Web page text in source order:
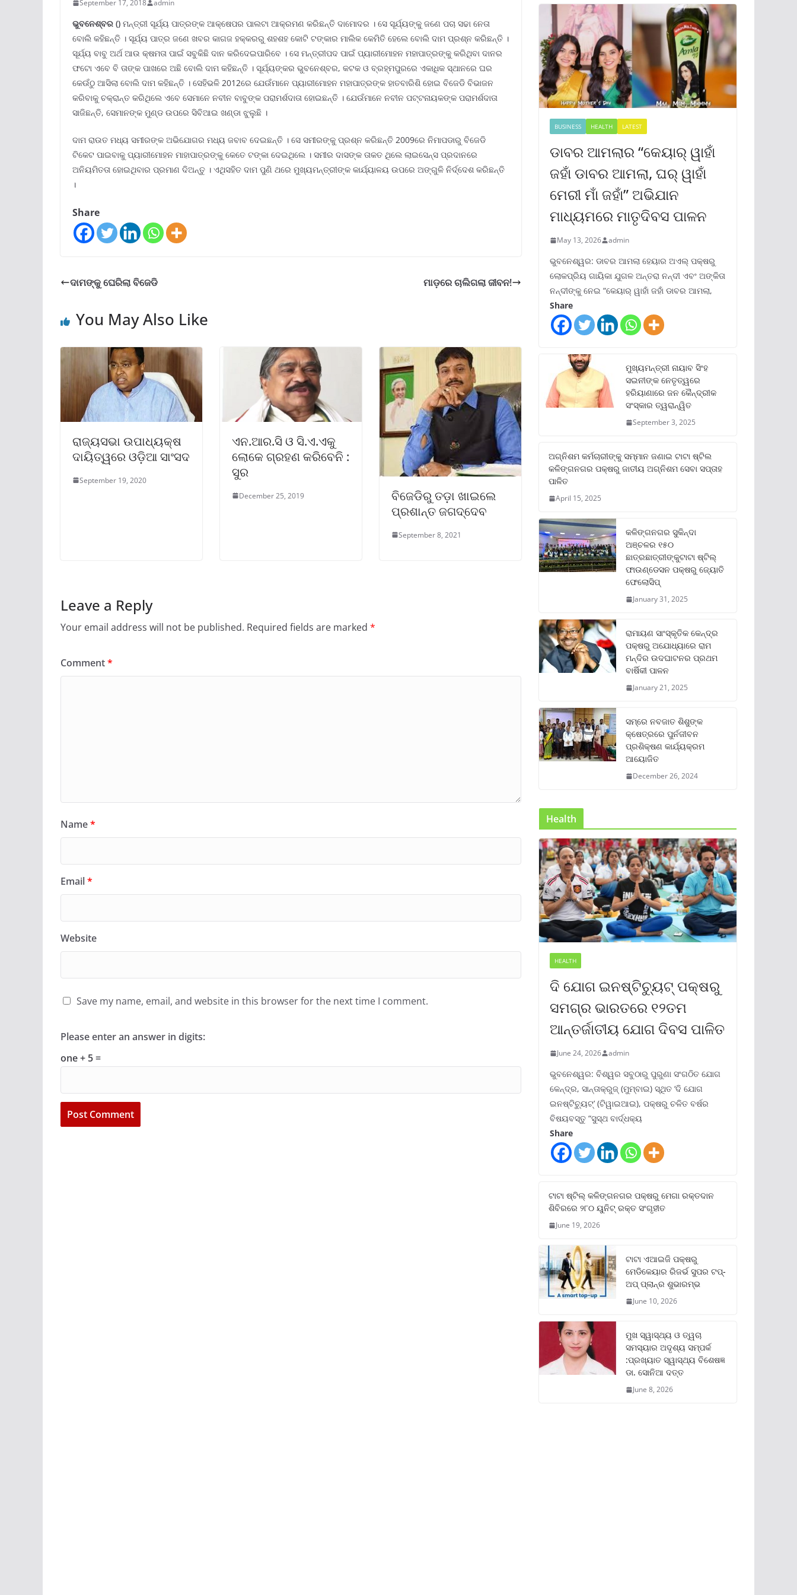
September 17, 2018 admin
ଭୁବନେଶ୍ବର () ମନ୍ତ୍ରୀ ସୂର୍ଯ୍ୟ ପାତ୍ରଙ୍କ ଆକ୍ଷେପର ପାଲଟା ଆକ୍ରମଣ କରିଛନ୍ତି ଦାମୋଦର । ସେ ସୂର୍ଯ୍ୟଙ୍କୁ ଜଣେ ପଚା ସଢା ନେତା
ବୋଲି କହିଛନ୍ତି । ସୂର୍ଯ୍ୟ ପାତ୍ର ଜଣେ ଖବର କାଗଜ ହକ୍କରରୁ ଶହଶହ କୋଟି ଟଙ୍କାର ମାଲିକ କେମିତି ହେଲେ ବୋଲି ଦାମ ପ୍ରଶ୍ନ କରିଛନ୍ତି ।
ସୂର୍ଯ୍ୟ ବାବୁ ଅର୍ଥ ଆଉ କ୍ଷମତା ପାଇଁ ସବୁକିଛି ଦାନ କରିଦେଇପାରିବେ । ସେ ମନ୍ତ୍ରୀପଦ ପାଇଁ ପ୍ୟାରୀମୋହନ ମହାପାତ୍ରଙ୍କୁ କରିଥିବା ଦାନର
ଫଟୋ ଏବେ ବି ତାଙ୍କ ପାଖରେ ଅଛି ବୋଲି ଦାମ କହିଛନ୍ତି । ସୂର୍ଯ୍ୟଙ୍କର ଭୁବନେଶ୍ବର, କଟକ ଓ ବ୍ରହ୍ମପୁରରେ ଏକାଧିକ ସ୍ଥାନରେ ଘର
କେଉଁଠୁ ଆସିଲା ବୋଲି ଦାମ କହିଛନ୍ତି । ସେହିଭଳି 2012ରେ ଯେଉଁମାନେ ପ୍ୟାରୀମୋହନ ମହାପାତ୍ରଙ୍କ ହାତବାରିଶି ହୋଇ ବିଜେଡି ବିଭାଜନ
କରିବାକୁ ଚକ୍ରାନ୍ତ କରିଥିଲେ ଏବେ ସେମାନେ ନବୀନ ବାବୁଙ୍କ ପରାମର୍ଶଦାତା ହୋଇଛନ୍ତି । ଯେଉଁମାନେ ନବୀନ ପଟ୍ଟନାୟକଙ୍କ ପରାମର୍ଶଦାତା
ସାଜିଛନ୍ତି, ସେମାନଙ୍କ ମୁଣ୍ଡ ଉପରେ ସିବିଆଇ ଖଣ୍ଡା ଝୁଲୁଛି ।
ଦାମ ରାଉତ ମଧ୍ୟ ସମୀରଙ୍କ ଅଭିଯୋଗର ମଧ୍ୟ ଜବାବ ଦେଇଛନ୍ତି । ସେ ସମୀରଙ୍କୁ ପ୍ରଶ୍ନ କରିଛନ୍ତି 2009ରେ ନିମାପଡାରୁ ବିଜେଡି
ଟିକେଟ ପାଇବାକୁ ପ୍ୟାରୀମୋହନ ମାହାପାତ୍ରଙ୍କୁ କେତେ ଟଙ୍କା ଦେଇଥିଲେ । ସମୀର ଦାସଙ୍କ ତାକତ ଥିଲେ ଲାଇସେନ୍ସ ପ୍ରଦାନରେ
ଅନିୟମିତତା ହୋଇଥିବାର ପ୍ରମାଣ ଦିଅନ୍ତୁ । ଏଥିସହିତ ଦାମ ପୁଣି ଥରେ ମୁଖ୍ୟମନ୍ତ୍ରୀଙ୍କ କାର୍ଯ୍ୟାଳୟ ଉପରେ ଅଙ୍ଗୁଳି ନିର୍ଦ୍ଦେଶ କରିଛନ୍ତି
।
Share
ଦାମଙ୍କୁ ଘେରିଲା ବିଜେଡି ମାଡ଼ରେ ଚାଲିଗଲା ଜୀବନ!
You May Also Like
ରାଜ୍ୟସଭା ଉପାଧ୍ୟକ୍ଷ
ଦାୟିତ୍ୱରେ ଓଡ଼ିଆ ସାଂସଦ
September 19, 2020
ଏନ.ଆର.ସି ଓ ସି.ଏ.ଏକୁ
ଲୋକେ ଗ୍ରହଣ କରିବେନି :
ସୁର
December 25, 2019
ବିଜେଡିରୁ ତଡ଼ା ଖାଇଲେ
ପ୍ରଶାନ୍ତ ଜଗଦ୍ଦେବ
September 8, 2021
Leave a Reply
Your email address will not be published. Required fields are marked *
Comment*
Name*
Email*
Website
Save my name, email, and website in this browser for the next time I comment.
Please enter an answer in digits:
one + 5 =
BUSINESS HEALTH LATEST
ଡାବର ଆମଲାର “କେୟାର୍ ୱାହାଁ
ଜହାଁ ଡାବର ଆମଲା, ଘର୍ ୱାହାଁ
ମେରୀ ମାଁ ଜହାଁ” ଅଭିଯାନ
ମାଧ୍ୟମରେ ମାତୃଦିବସ ପାଳନ
May 13, 2026 admin
ଭୁବନେଶ୍ୱର: ଡାବର ଆମଲା ହେୟାର ଅଏଲ୍ ପକ୍ଷରୁ
ଲୋକପ୍ରିୟ ଗାୟିକା ଯୁଗଳ ଅନ୍ତରା ନନ୍ଦୀ ଏବଂ ଅଙ୍କିତା
ନନ୍ଦୀଙ୍କୁ ନେଇ “କେୟାର୍ ୱାହାଁ ଜହାଁ ଡାବର ଆମଲା,
Share
ମୁଖ୍ୟମନ୍ତ୍ରୀ ନାୟାବ ସିଂହ
ସଇନୀଙ୍କ ନେତୃତ୍ୱରେ
ହରିୟାଣାରେ ଜନ କୈନ୍ଦ୍ରୀକ
ସଂସ୍କାର ତ୍ୱରାନ୍ୱିତ
September 3, 2025
ଅଗ୍ନିଶମ କର୍ମଚାରୀଙ୍କୁ ସମ୍ମାନ ଜଣାଇ ଟାଟା ଷ୍ଟିଲ
କଳିଙ୍ଗନଗର ପକ୍ଷରୁ ଜାତୀୟ ଅଗ୍ନିଶମ ସେବା ସପ୍ତାହ
ପାଳିତ
April 15, 2025
କଳିଙ୍ଗନଗର ସୁକିନ୍ଦା
ଅଞ୍ଚଳର ୧୫୦
ଛାତ୍ରଛାତ୍ରୀଙ୍କୁଟାଟା ଷ୍ଟିଲ୍
ଫାଉଣ୍ଡେସନ ପକ୍ଷରୁ ଜ୍ୟୋତି
ଫେଲୋସିପ୍‌
January 31, 2025
ରାମାୟଣ ସାଂସ୍କୃତିକ କେନ୍ଦ୍ର
ପକ୍ଷରୁ ଅଯୋଧ୍ୟାରେ ରାମ
ମନ୍ଦିର ଉଦଘାଟନର ପ୍ରଥମ
ବାର୍ଷିକୀ ପାଳନ
January 21, 2025
ସମ୍‌ରେ ନବଜାତ ଶିଶୁଙ୍କ
କ୍ଷେତ୍ରରେ ପୁର୍ନଜୀବନ
ପ୍ରଶିକ୍ଷଣ କାର୍ଯ୍ୟକ୍ରମ
ଆୟୋଜିତ
December 26, 2024
Health
HEALTH
ଦି ଯୋଗ ଇନଷ୍ଟିଚ୍ୟୁଟ୍ ପକ୍ଷରୁ
ସମଗ୍ର ଭାରତରେ ୧୨ତମ
ଆନ୍ତର୍ଜାତୀୟ ଯୋଗ ଦିବସ ପାଳିତ
June 24, 2026 admin
ଭୁବନେଶ୍ୱର: ବିଶ୍ୱର ସବୁଠାରୁ ପୁରୁଣା ସଂଗଠିତ ଯୋଗ
କେନ୍ଦ୍ର, ସାନ୍ତାକ୍ରୁଜ୍ (ମୁମ୍ବାଇ) ସ୍ଥିତ ‘ଦି ଯୋଗ
ଇନଷ୍ଟିଚ୍ୟୁଟ୍‌’ (ଟିୱାଇଆଇ), ପକ୍ଷରୁ ଚଳିତ ବର୍ଷର
ବିଷୟବସ୍ତୁ “ସୁସ୍ଥ ବାର୍ଦ୍ଧକ୍ୟ
Share
ଟାଟା ଷ୍ଟିଲ୍‌ କଳିଙ୍ଗନଗର ପକ୍ଷରୁ ମେଗା ରକ୍ତଦାନ
ଶିବିରରେ ୨୮୦ ୟୁନିଟ୍‌ ରକ୍ତ ସଂଗୃହୀତ
June 19, 2026
ଟାଟା ଏଆଇଜି ପକ୍ଷରୁ
ମେଡିକେୟାର ରିଜର୍ଭ ସୁପର ଟପ୍‌-
ଅପ୍ ପ୍ଲାନ୍‌ର ଶୁଭାରମ୍ଭ
June 10, 2026
ମୁଖ ସ୍ୱାସ୍ଥ୍ୟ ଓ ତ୍ୱଚା
ସମସ୍ୟାର ଅଦୃଶ୍ୟ ସମ୍ପର୍କ
:ପ୍ରଖ୍ୟାତ ସ୍ୱାସ୍ଥ୍ୟ ବିଶେଷଜ୍ଞ
ଡା. ସୋନିଆ ଦତ୍ତ
June 8, 2026